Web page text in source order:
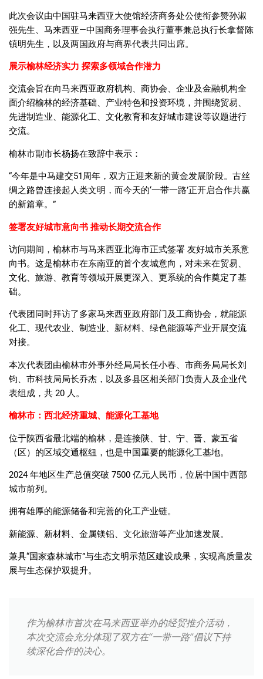
此次会议由中国驻马来西亚大使馆经济商务处公使衔参赞孙淑
强先生、马来西亚—中国商务理事会执行董事兼总执行长拿督陈
镇明先生，以及两国政府与商界代表共同出席。
展示榆林经济实力 探索多领域合作潜力
交流会旨在向马来西亚政府机构、商协会、企业及金融机构全
面介绍榆林的经济基础、产业特色和投资环境，并围绕贸易、
先进制造业、能源化工、文化教育和友好城市建设等议题进行
交流。
榆林市副市长杨扬在致辞中表示：
“今年是中马建交51周年，双方正迎来新的黄金发展阶段。古丝
绸之路曾连接起人类文明，而今天的‘一带一路’正开启合作共赢
的新篇章。”
签署友好城市意向书 推动长期交流合作
访问期间，榆林市与马来西亚北海市正式签署 友好城市关系意
向书。这是榆林市在东南亚的首个友城意向，对未来在贸易、
文化、旅游、教育等领域开展更深入、更系统的合作奠定了基
础。
代表团同时拜访了多家马来西亚政府部门及工商协会，就能源
化工、现代农业、制造业、新材料、绿色能源等产业开展交流
对接。
本次代表团由榆林市外事外经局局长任小春、市商务局局长刘
钧、市科技局局长乔杰，以及多县区相关部门负责人及企业代
表组成，共 20 人。
榆林市：西北经济重城、能源化工基地
位于陕西省最北端的榆林，是连接陕、甘、宁、晋、蒙五省
（区）的区域交通枢纽，也是中国重要的能源化工基地。
2024 年地区生产总值突破 7500 亿元人民币，位居中国中西部
城市前列。
拥有雄厚的能源储备和完善的化工产业链。
新能源、新材料、金属镁铝、文化旅游等产业加速发展。
兼具“国家森林城市”与生态文明示范区建设成果，实现高质量发
展与生态保护双提升。
作为榆林市首次在马来西亚举办的经贸推介活动，
本次交流会充分体现了双方在“一带一路”倡议下持
续深化合作的决心。